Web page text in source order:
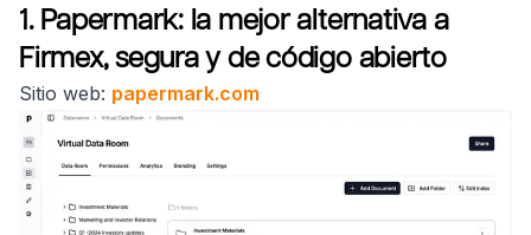
1. Papermark: la mejor alternativa a
Firmex, segura y de código abierto
Sitio web: papermark.com